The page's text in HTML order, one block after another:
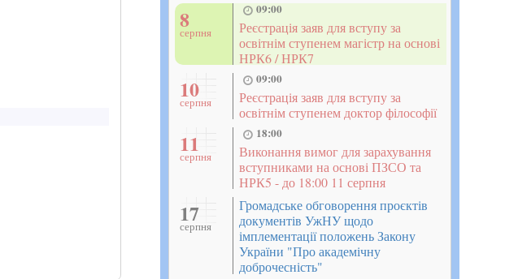
8
серпня
09:00
Реєстрація заяв для вступу за
освітнім ступенем магістр на основі
НРК6 / НРК7
10
серпня
09:00
Реєстрація заяв для вступу за
освітнім ступенем доктор філософії
11
серпня
18:00
Виконання вимог для зарахування
вступниками на основі ПЗСО та
НРК5 - до 18:00 11 серпня
17
серпня
Громадське обговорення проєктів
документів УжНУ щодо
імплементації положень Закону
України "Про академічну
доброчесність"